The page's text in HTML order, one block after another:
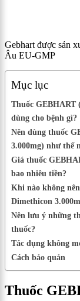
Gebhart được sản
Âu EU-GMP
Mục lục
Thuốc GEBHART
dùng cho bệnh gì?
Nên dùng thuốc
3.000mg) như thế
Giá thuốc
bao nhiêu tiền?
Khi nào không
Dimethicon
Nên lưu ý những
thuốc?
Tác dụng không
Cách bảo quản
Thuốc